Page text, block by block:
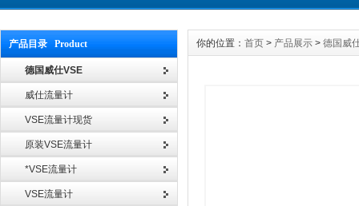
产品目录 Product
德国威仕VSE
威仕流量计
VSE流量计现货
原装VSE流量计
*VSE流量计
VSE流量计
你的位置： 首页 > 产品展示 > 德国威